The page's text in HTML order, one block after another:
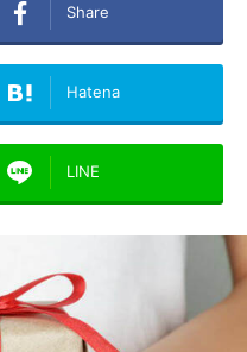
Share
Hatena
LINE